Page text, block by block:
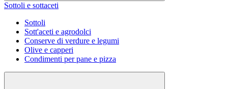
Sottoli e sottaceti
Sottoli
Sott'aceti e agrodolci
Conserve di verdure e legumi
Olive e capperi
Condimenti per pane e pizza